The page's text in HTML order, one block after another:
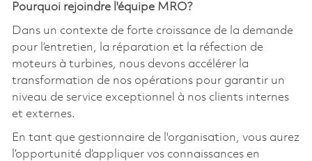
Pourquoi rejoindre l'équipe MRO?
Dans un contexte de forte croissance de la demande
pour l’entretien, la réparation et la réfection de
moteurs à turbines, nous devons accélérer la
transformation de nos opérations pour garantir un
niveau de service exceptionnel à nos clients internes
et externes.
En tant que gestionnaire de l'organisation, vous aurez
l’opportunité d’appliquer vos connaissances en